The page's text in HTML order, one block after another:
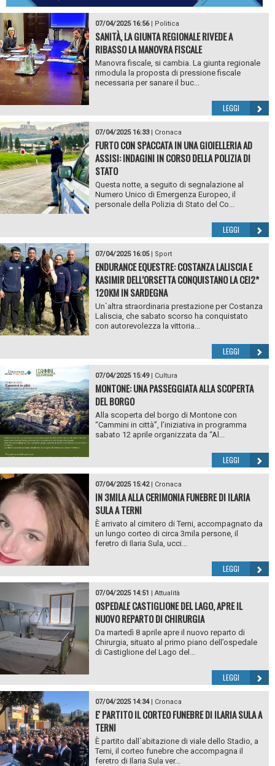
07/04/2025 16:56| Politica
SANITÀ, LA GIUNTA REGIONALE RIVEDE A
RIBASSO LA MANOVRA FISCALE
Manovra fiscale, si cambia. La giunta regionale
rimodula la proposta di pressione fiscale
necessaria per sanare il buc...
LEGGI
07/04/2025 16:33| Cronaca
FURTO CON SPACCATA IN UNA GIOIELLERIA AD
ASSISI: INDAGINI IN CORSO DELLA POLIZIA DI
STATO
Questa notte, a seguito di segnalazione al
Numero Unico di Emergenza Europeo, il
personale della Polizia di Stato del Co...
LEGGI
07/04/2025 16:05| Sport
ENDURANCE EQUESTRE: COSTANZA LALISCIA E
KASIMIR DELL’ORSETTA CONQUISTANO LA CEI2*
120KM IN SARDEGNA
Un`altra straordinaria prestazione per Costanza
Laliscia, che sabato scorso ha conquistato
con autorevolezza la vittoria...
LEGGI
07/04/2025 15:49| Cultura
MONTONE: UNA PASSEGGIATA ALLA SCOPERTA
DEL BORGO
Alla scoperta del borgo di Montone con
“Cammini in città”, l’iniziativa in programma
sabato 12 aprile organizzata da “Al...
LEGGI
07/04/2025 15:42| Cronaca
IN 3MILA ALLA CERIMONIA FUNEBRE DI ILARIA
SULA A TERNI
È arrivato al cimitero di Terni, accompagnato da
un lungo corteo di circa 3mila persone, il
feretro di Ilaria Sula, ucci...
LEGGI
07/04/2025 14:51 | Attualità
OSPEDALE CASTIGLIONE DEL LAGO, APRE IL
NUOVO REPARTO DI CHIRURGIA
Da martedì 8 aprile apre il nuovo reparto di
Chirurgia, situato al primo piano dell’ospedale
di Castiglione del Lago del...
LEGGI
07/04/2025 14:34| Cronaca
E' PARTITO IL CORTEO FUNEBRE DI ILARIA SULA A
TERNI
È partito dall`abitazione di viale dello Stadio, a
Terni, il corteo funebre che accompagna il
feretro di Ilaria Sula ver...